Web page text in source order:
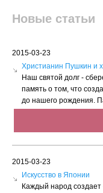
Новые статьи
2015-03-23
Христианин Пушкин и
Наш святой долг -
память о том, что
до нашего рождения.
2015-03-23
Искусство в Японии
Каждый народ